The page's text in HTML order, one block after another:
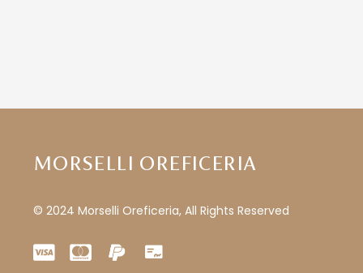
MORSELLI OREFICERIA
© 2024 Morselli Oreficeria, All Rights Reserved